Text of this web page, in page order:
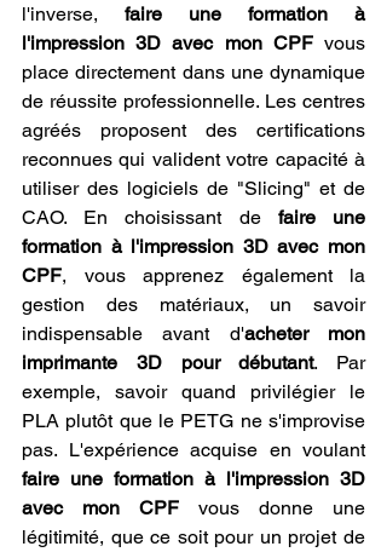
l'inverse, faire une formation à
l'impression 3D avec mon CPF vous
place directement dans une dynamique
de réussite professionnelle. Les centres
agréés proposent des certifications
reconnues qui valident votre capacité à
utiliser des logiciels de "Slicing" et de
CAO. En choisissant de faire une
formation à l'impression 3D avec mon
CPF, vous apprenez également la
gestion des matériaux, un savoir
indispensable avant d'acheter mon
imprimante 3D pour débutant. Par
exemple, savoir quand privilégier le
PLA plutôt que le PETG ne s'improvise
pas. L'expérience acquise en voulant
faire une formation à l'impression 3D
avec mon CPF vous donne une
légitimité, que ce soit pour un projet de